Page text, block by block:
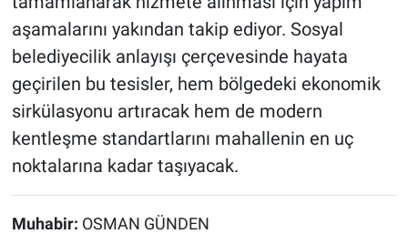
aşamalarını yakından takip ediyor. Sosyal
belediyecilik anlayışı çerçevesinde hayata
geçirilen bu tesisler, hem bölgedeki ekonomik
sirkülasyonu artıracak hem de modern
kentleşme standartlarını mahallenin en uç
noktalarına kadar taşıyacak.
Muhabir: OSMAN GÜNDEN